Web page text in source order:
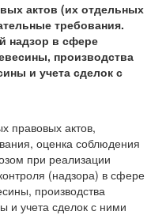
актов (их отдельных
требования.
надзор в сфере
производства
и учета сделок с
правовых актов,
оценка соблюдения
при реализации
(надзора) в сфере
производства
и учета сделок с ними